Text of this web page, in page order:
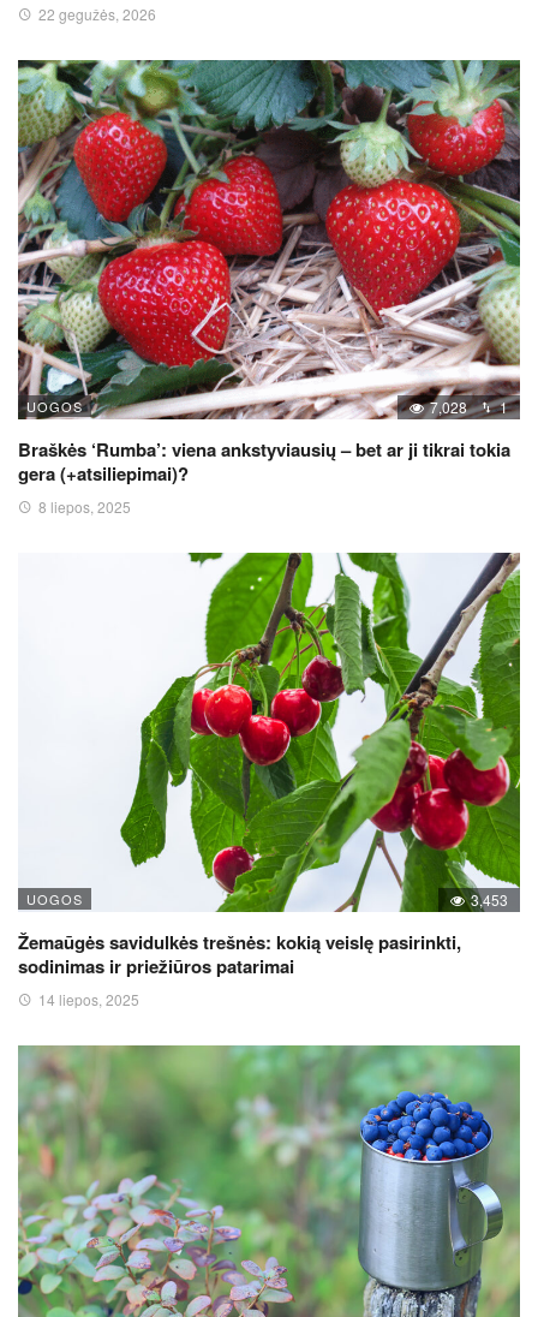
22 gegužės, 2026
UOGOS 7,028 1
Braškės ‘Rumba’: viena ankstyviausių – bet ar ji tikrai tokia
gera (+atsiliepimai)?
8 liepos, 2025
UOGOS 3,453
Žemaūgės savidulkės trešnės: kokią veislę pasirinkti,
sodinimas ir priežiūros patarimai
14 liepos, 2025